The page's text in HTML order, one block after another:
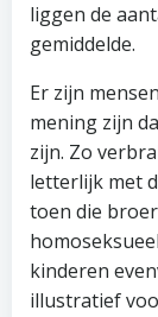
liggen de
gemiddelde.
Er zijn
mening zijn
zijn. Zo
letterlijk met
toen die
kinderen
illustratief